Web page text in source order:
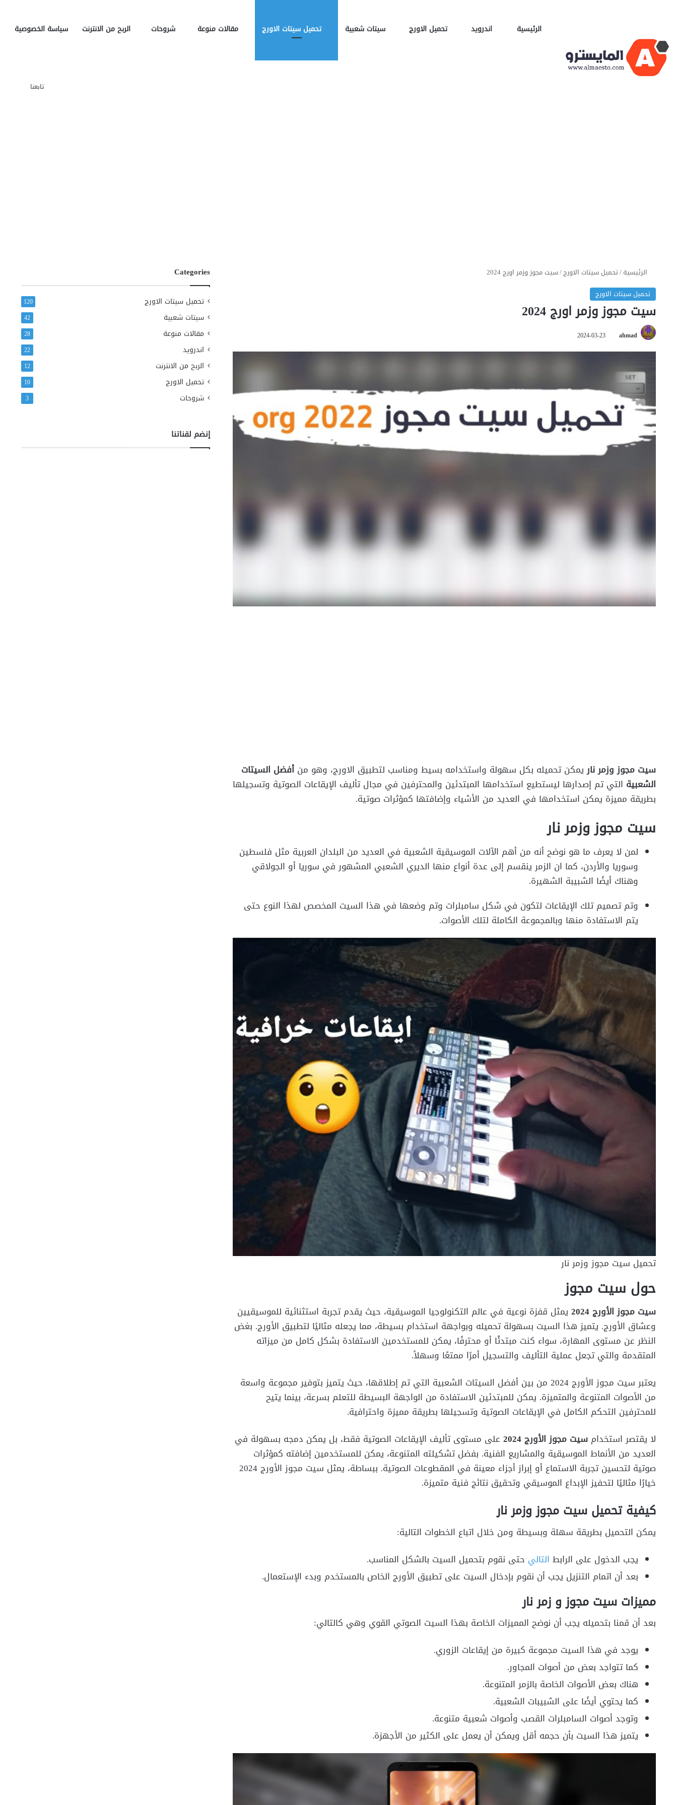
الرئيسية اندرويد تحميل الاورج سيتات شعبية تحميل سيتات الاورج مقالات منوعة شروحات الربح من الانترنت سياسة الخصوصية
تابعنا
الرئيسية/تحميل سيتات الاورج/سيت مجوز وزمر اورج 2024
تحميل سيتات الاورج
سيت مجوز وزمر اورج 2024
ahmad
2024-03-23
سيت مجوز وزمر ناريمكن تحميله بكل سهولة واستخدامه بسيط ومناسب لتطبيق الاورج، وهو من أفضل السيتات
الشعبية التي تم إصدارها ليستطيع استخدامها المبتدئين والمحترفين في مجال تأليف الإيقاعات الصوتية وتسجيلها
بطريقة مميزة يمكن استخدامها في العديد من الأشياء وإضافتها كمؤثرات صوتية.
سيت مجوز وزمر نار
لمن لا يعرف ما هو نوضح أنه من أهم الآلات الموسيقية الشعبية في العديد من البلدان العربية مثل فلسطين
وسوريا والأردن، كما ان الزمر ينقسم إلى عدة أنواع منها الديري الشعبي المشهور في سوريا أو الجولاقي
وهناك أيضًا الشبيبة الشهيرة.
وتم تصميم تلك الإيقاعات لتكون في شكل سامبلرات وتم وضعها في هذا السيت المخصص لهذا النوع حتى
يتم الاستفادة منها وبالمجموعة الكاملة لتلك الأصوات.
تحميل سيت مجوز وزمر نار
حول سيت مجوز
سيت مجوز الأورج 2024
يمثل قفزة نوعية في عالم التكنولوجيا الموسيقية، حيث يقدم تجربة استثنائية للموسيقيين
وعشاق الأورج. يتميز هذا السيت بسهولة تحميله وبواجهة استخدام بسيطة، مما يجعله مثاليًا لتطبيق الأورج. بغض
النظر عن مستوى المهارة، سواء كنت مبتدئًا أو محترفًا، يمكن للمستخدمين الاستفادة بشكل كامل من ميزاته
المتقدمة والتي تجعل عملية التأليف والتسجيل أمرًا ممتعًا وسهلاً.
يعتبر سيت مجوز الأورج 2024 من بين أفضل السيتات الشعبية التي تم إطلاقها، حيث يتميز بتوفير مجموعة واسعة
من الأصوات المتنوعة والمتميزة. يمكن للمبتدئين الاستفادة من الواجهة البسيطة للتعلم بسرعة، بينما يتيح
للمحترفين التحكم الكامل في الإيقاعات الصوتية وتسجيلها بطريقة مميزة واحترافية.
لا يقتصر استخدام سيت مجوز الأورج 2024
على مستوى تأليف الإيقاعات الصوتية فقط، بل يمكن دمجه بسهولة في
العديد من الأنماط الموسيقية والمشاريع الفنية. بفضل تشكيلته المتنوعة، يمكن للمستخدمين إضافته كمؤثرات
صوتية لتحسين تجربة الاستماع أو إبراز أجزاء معينة في المقطوعات الصوتية. ببساطة، يمثل سيت مجوز الأورج 2024
خيارًا مثاليًا لتحفيز الإبداع الموسيقي وتحقيق نتائج فنية متميزة.
كيفية تحميل سيت مجوز وزمر نار
يمكن التحميل بطريقة سهلة وبسيطة ومن خلال اتباع الخطوات التالية:
يجب الدخول على الرابط التالي حتى نقوم بتحميل السيت بالشكل المناسب.
بعد أن اتمام التنزيل يجب أن نقوم بإدخال السيت على تطبيق الأورج الخاص بالمستخدم وبدء الإستعمال.
مميزات سيت مجوز و زمر نار
بعد أن قمنا بتحميله يجب أن نوضح المميزات الخاصة بهذا السيت الصوتي القوي وهي كالتالي:
يوجد في هذا السيت مجموعة كبيرة من إيقاعات الزوري.
كما تتواجد بعض من أصوات المجاور.
هناك بعض الأصوات الخاصة بالزمر المتنوعة.
كما يحتوي أيضًا على الشبيبات الشعبية.
وتوجد أصوات السامبلرات القصب وأصوات شعبية متنوعة.
يتميز هذا السيت بأن حجمه أقل ويمكن أن يعمل على الكثير من الأجهزة.
Categories
تحميل سيتات الاورج 120
سيتات شعبية 42
مقالات منوعة 28
اندرويد 22
الربح من الانترنت 12
تحميل الاورج 10
شروحات 3
إنضم لقناتنا